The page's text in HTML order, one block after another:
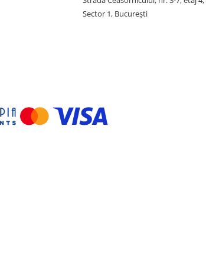
Sector 1, Bucureşti